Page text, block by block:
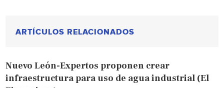
ARTÍCULOS RELACIONADOS
Nuevo León-Expertos proponen crear
infraestructura para uso de agua industrial (El